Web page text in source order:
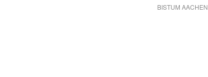
BISTUM AACHEN